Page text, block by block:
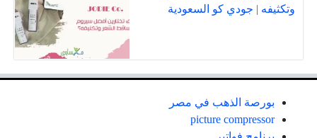
وتكثيفه | جودي كو السعودية
بورصة الذهب في مصر
picture compressor